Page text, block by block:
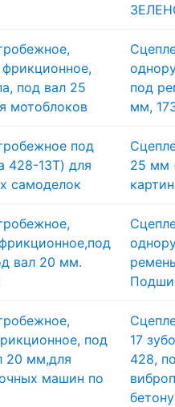
под
мм,
25 мм
17
428,
бетону